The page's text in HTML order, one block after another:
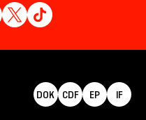
DOK CDF EP IF